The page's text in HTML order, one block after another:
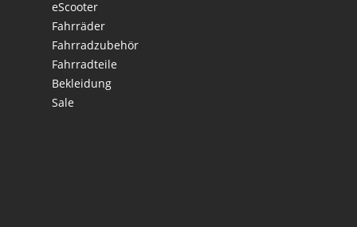
eScooter
Fahrräder
Fahrradzubehör
Fahrradteile
Bekleidung
Sale